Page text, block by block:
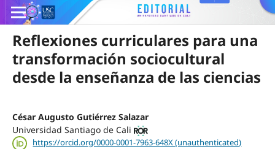
Reflexiones curriculares para una
transformación sociocultural
desde la enseñanza de las ciencias
César Augusto Gutiérrez Salazar
Universidad Santiago de Cali
https://orcid.org/0000-0001-7963-648X (unauthenticated)